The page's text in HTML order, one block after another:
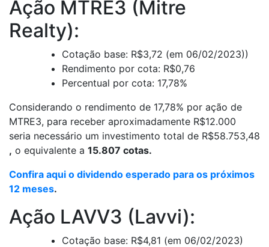
Ação MTRE3 (Mitre
Realty):
Cotação base: R$3,72 (em 06/02/2023))
Rendimento por cota: R$0,76
Percentual por cota: 17,78%
Considerando o rendimento de 17,78% por ação de
MTRE3, para receber aproximadamente R$12.000
seria necessário um investimento total de R$58.753,48
, o equivalente a 15.807 cotas.
Confira aqui o dividendo esperado para os próximos
12 meses.
Ação LAVV3 (Lavvi):
Cotação base: R$4,81 (em 06/02/2023)